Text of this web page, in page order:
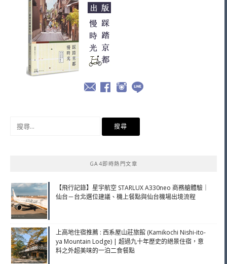
GA4即時熱門文章
【飛行記錄】星宇航空 STARLUX A330neo 商務艙體驗｜
仙台－台北選位建議、機上餐點與仙台機場出境流程
上高地住宿推薦 : 西系屋山莊旅館 (Kamikochi Nishi-ito-
ya Mountain Lodge) | 超過九十年歷史的絕景住宿，意
料之外超美味的一泊二食餐點